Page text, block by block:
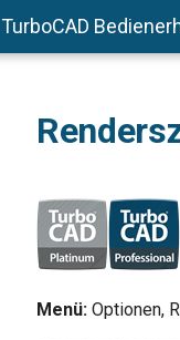
TurboCAD
Menü: Optionen,